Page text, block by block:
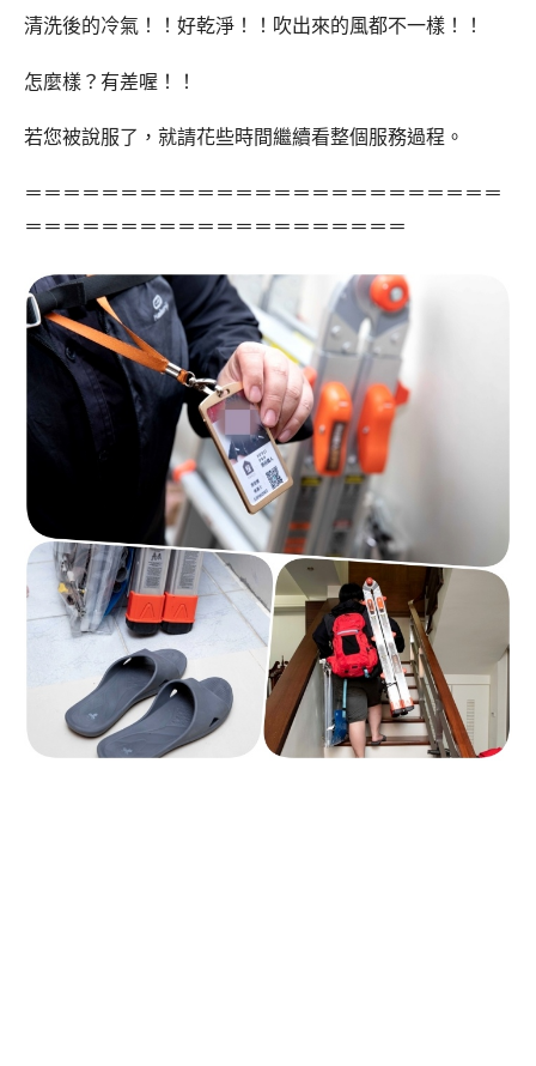
清洗後的冷氣！！好乾淨！！吹出來的風都不一樣！！
怎麼樣？有差喔！！
若您被說服了，就請花些時間繼續看整個服務過程。
＝＝＝＝＝＝＝＝＝＝＝＝＝＝＝＝＝＝＝＝＝＝＝＝＝
＝＝＝＝＝＝＝＝＝＝＝＝＝＝＝＝＝＝＝＝